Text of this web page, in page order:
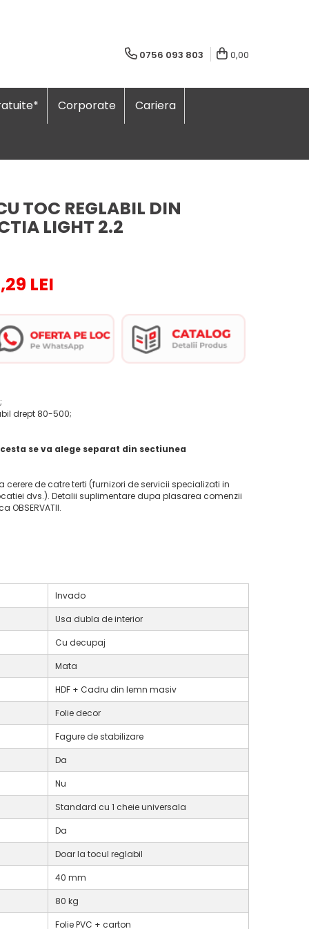
0756 093 803 0,00
Corporate Cariera
TOC REGLABIL DIN
LIGHT 2.2
LEI
drept 80-500;
se va alege separat din sectiunea
cerere de catre terti (furnizori de servicii specializati in
dvs.). Detalii suplimentare dupa plasarea comenzii
OBSERVATII.
Invado
Usa dubla de interior
Cu decupaj
Mata
HDF + Cadru din lemn masiv
Folie decor
Fagure de stabilizare
Da
Nu
Standard cu 1 cheie universala
Da
Doar la tocul reglabil
40 mm
80 kg
Folie PVC + carton